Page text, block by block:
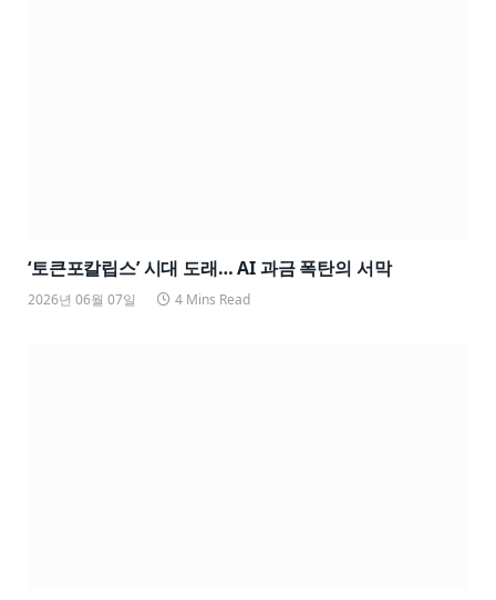
‘토큰포칼립스’ 시대 도래… AI 과금 폭탄의 서막
2026년 06월 07일 4 Mins Read